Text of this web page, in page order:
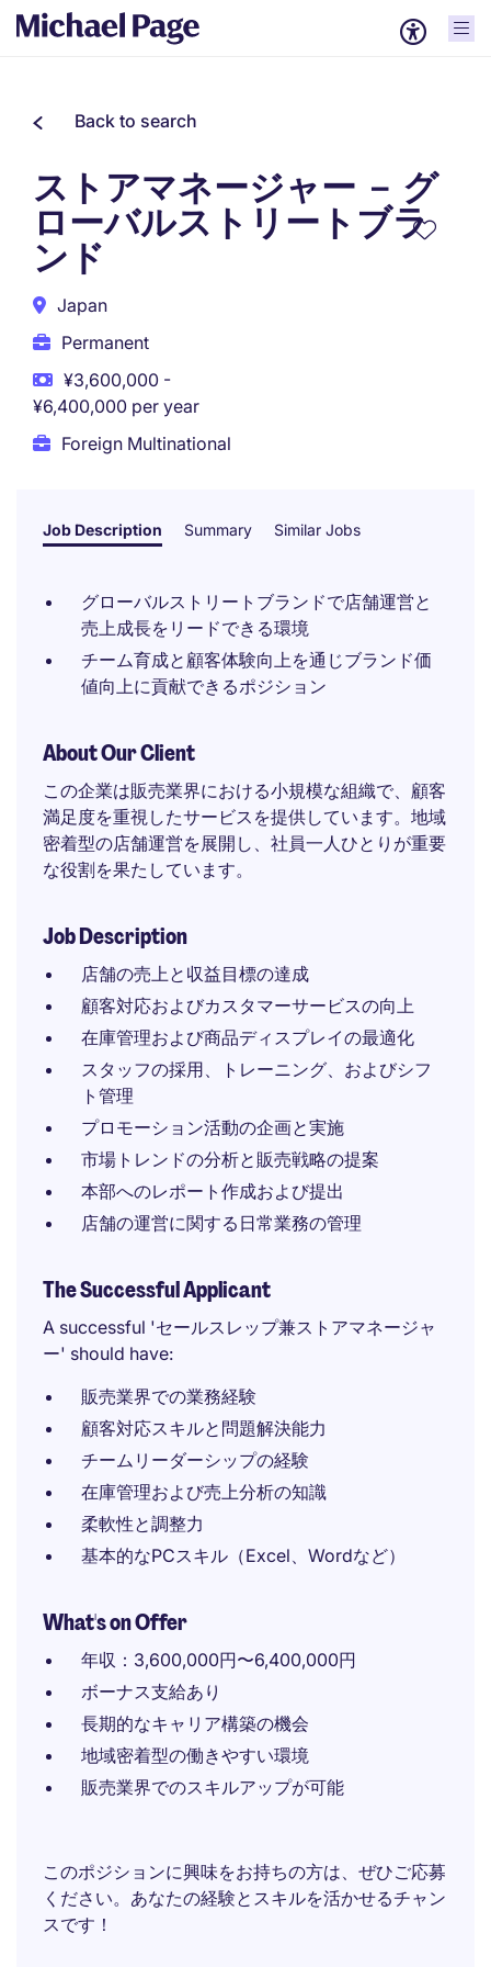
Back to search
ストアマネージャー － グ
ローバルストリートブラ
ンド
Japan
Permanent
¥3,600,000 -
¥6,400,000 per year
Foreign Multinational
Job Description Summary Similar Jobs
グローバルストリートブランドで店舗運営と
売上成長をリードできる環境
チーム育成と顧客体験向上を通じブランド価
値向上に貢献できるポジション
About Our Client
この企業は販売業界における小規模な組織で、顧客
満足度を重視したサービスを提供しています。地域
密着型の店舗運営を展開し、社員一人ひとりが重要
な役割を果たしています。
Job Description
店舗の売上と収益目標の達成
顧客対応およびカスタマーサービスの向上
在庫管理および商品ディスプレイの最適化
スタッフの採用、トレーニング、およびシフ
ト管理
プロモーション活動の企画と実施
市場トレンドの分析と販売戦略の提案
本部へのレポート作成および提出
店舗の運営に関する日常業務の管理
The Successful Applicant
A successful 'セールスレップ兼ストアマネージャ
ー' should have:
販売業界での業務経験
顧客対応スキルと問題解決能力
チームリーダーシップの経験
在庫管理および売上分析の知識
柔軟性と調整力
基本的なPCスキル（Excel、Wordなど）
What's on Offer
年収：3,600,000円〜6,400,000円
ボーナス支給あり
長期的なキャリア構築の機会
地域密着型の働きやすい環境
販売業界でのスキルアップが可能
このポジションに興味をお持ちの方は、ぜひご応募
ください。あなたの経験とスキルを活かせるチャン
スです！